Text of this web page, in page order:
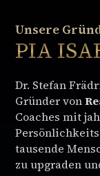
Unsere
PIA
Dr. Stefan
Gründer von
Coaches mit
tausende
zu upgraden